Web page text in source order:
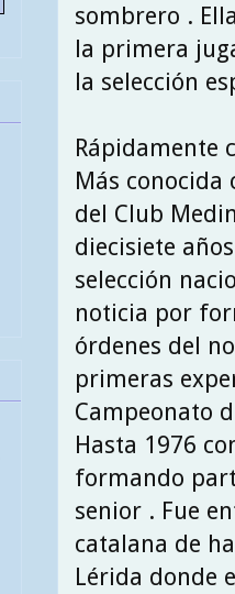
sombrero .
la primera
la selección
Rápidamente
Más conocida
del Club
diecisiete
selección
noticia por
órdenes del
primeras
Campeonato
Hasta 1976
formando
senior . Fue
catalana de
Lérida donde